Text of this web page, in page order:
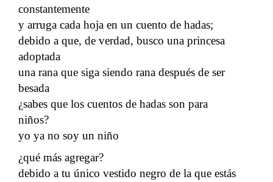
constantemente
y arruga cada hoja en un cuento de hadas;
debido a que, de verdad, busco una princesa
adoptada
una rana que siga siendo rana después de ser
besada
¿sabes que los cuentos de hadas son para
niños?
yo ya no soy un niño
¿qué más agregar?
debido a tu único vestido negro de la que estás